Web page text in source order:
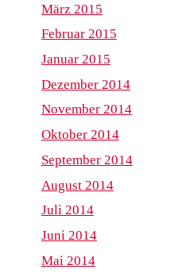
März 2015
Februar 2015
Januar 2015
Dezember 2014
November 2014
Oktober 2014
September 2014
August 2014
Juli 2014
Juni 2014
Mai 2014